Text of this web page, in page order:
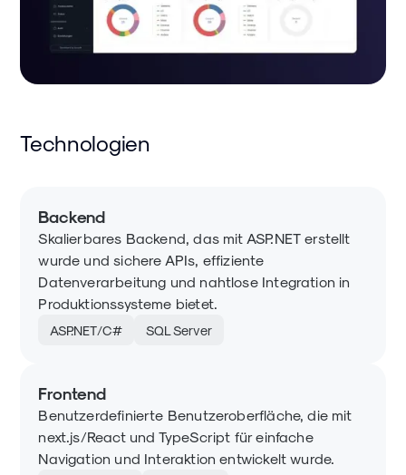
Technologien
Backend
Skalierbares Backend, das mit ASP.NET erstellt
wurde und sichere APIs, effiziente
Datenverarbeitung und nahtlose Integration in
Produktionssysteme bietet.
ASP.NET/C# SQL Server
Frontend
Benutzerdefinierte Benutzeroberfläche, die mit
next.js/React und TypeScript für einfache
Navigation und Interaktion entwickelt wurde.